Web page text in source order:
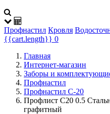
Профнастил Кровля
{{cart.length}} 0
Главная
Интернет-магазин
Заборы и
Профнастил
Профнастил С-20
Профлист С20 0.5
графитный